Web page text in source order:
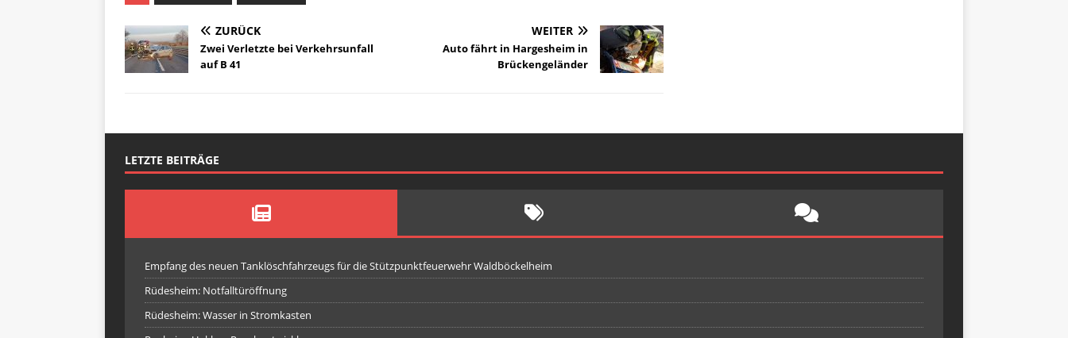
ZURÜCK
Zwei Verletzte bei Verkehrsunfall
auf B 41
WEITER
Auto fährt in Hargesheim in
Brückengeländer
LETZTE BEITRÄGE
Empfang des neuen Tanklöschfahrzeugs für die Stützpunktfeuerwehr Waldböckelheim
Rüdesheim: Notfalltüröffnung
Rüdesheim: Wasser in Stromkasten